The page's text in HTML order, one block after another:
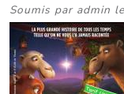
Soumis par admin le